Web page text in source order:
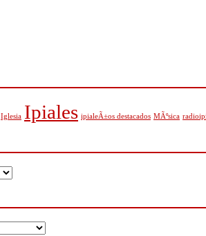
Iglesia Ipiales ipialeÃ±os destacados MÃºsica